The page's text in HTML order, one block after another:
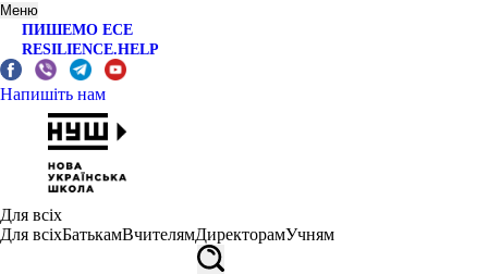
Меню
ПИШЕМО ЕСЕ
RESILIENCE.HELP
Напишіть нам
Для всіх
Для всіхБатькамВчителямДиректорамУчням